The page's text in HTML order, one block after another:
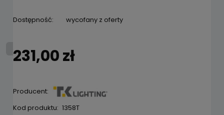
Dostępność: wycofany z oferty
231,00 zł
Producent:
Kod produktu: 1358T